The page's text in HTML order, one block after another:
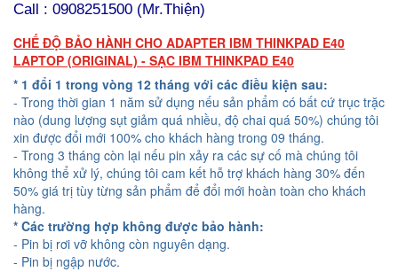
Call : 0908251500 (Mr.Thiện)
CHẾ ĐỘ BẢO HÀNH CHO ADAPTER IBM THINKPAD E40
LAPTOP (ORIGINAL) - SẠC IBM THINKPAD E40
* 1 đổi 1 trong vòng 12 tháng với các điều kiện sau:
- Trong thời gian 1 năm sử dụng nếu sản phẩm có bất cứ trục trặc
nào (dung lượng sụt giảm quá nhiều, độ chai quá 50%) chúng tôi
xin được đổi mới 100% cho khách hàng trong 09 tháng.
- Trong 3 tháng còn lại nếu pin xảy ra các sự cố mà chúng tôi
không thể xử lý, chúng tôi cam kết hỗ trợ khách hàng 30% đến
50% giá trị tùy từng sản phẩm để đổi mới hoàn toàn cho khách
hàng.
* Các trường hợp không được bảo hành:
- Pin bị rơi vỡ không còn nguyên dạng.
- Pin bị ngập nước.